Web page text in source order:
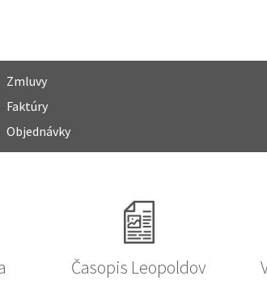
Zmluvy
Faktúry
Objednávky
Časopis Leopoldov